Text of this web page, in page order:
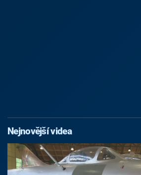
Nejnovější videa